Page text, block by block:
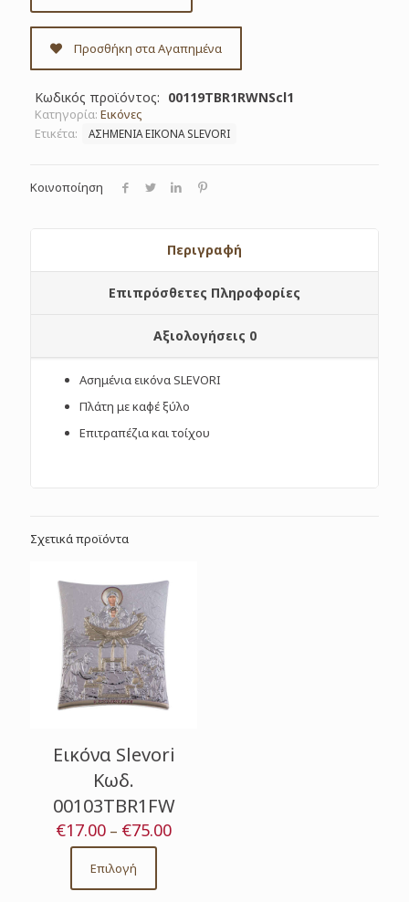
Προσθήκη στα Αγαπημένα
Κωδικός προϊόντος: 00119TBR1RWNScl1
Κατηγορία: Εικόνες
Ετικέτα:
ΑΣΗΜΕΝΙΑ ΕΙΚΟΝΑ SLEVORI
Κοινοποίηση
Περιγραφή
Επιπρόσθετες Πληροφορίες
Αξιολογήσεις 0
Ασημένια εικόνα SLEVORI
Πλάτη με καφέ ξύλο
Επιτραπέζια και τοίχου
Σχετικά προϊόντα
Εικόνα Slevori
Κωδ.
00103TBR1FW
€17.00 – €75.00Price
Επιλογή
This
product